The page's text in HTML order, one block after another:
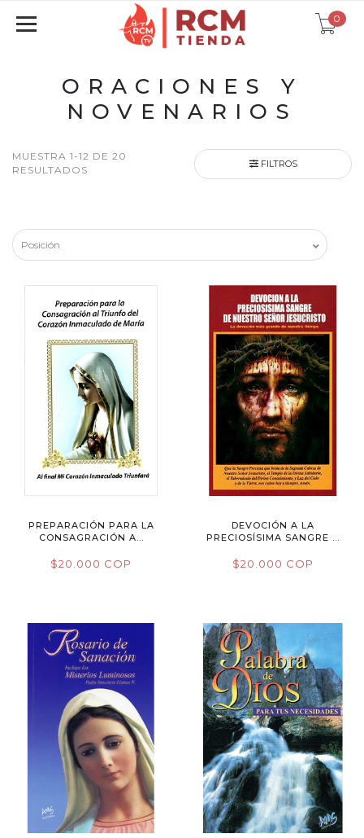
0
ORACIONES Y
NOVENARIOS
MUESTRA 1-12 DE 20
RESULTADOS
FILTROS
PREPARACIÓN PARA LA
CONSAGRACIÓN A...
$20.000 COP
DEVOCIÓN A LA
PRECIOSÍSIMA SANGRE ...
$20.000 COP